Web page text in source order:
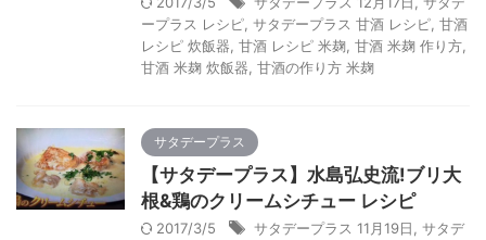
ープラス レシピ サタデープラス 甘酒 レシピ 甘酒
レシピ 炊飯器 甘酒 レシピ 米麹 甘酒 米麹 作り方
甘酒 米麹 炊飯器 甘酒の作り方 米麹
サタデープラス
【サタデープラス】水島弘史流!ブリ大
根&鶏のクリームシチュー レシピ
2017/3/5 サタデープラス 11月19日
サタデ